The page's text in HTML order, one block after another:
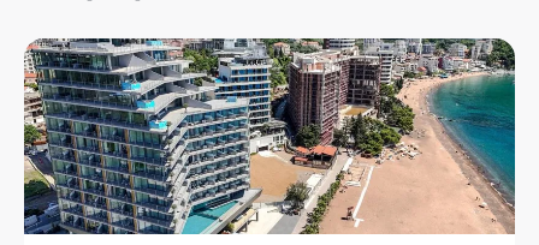
Becici Herceg Novi